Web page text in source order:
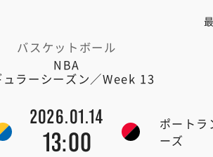
バスケットボール
NBA
ュラーシーズン／Week 13
2026.01.14
13:00
ポートラ
ーズ